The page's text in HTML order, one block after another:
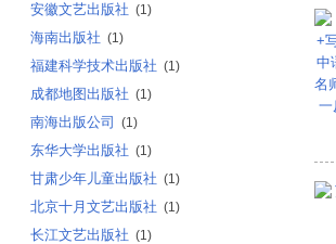
安徽文艺出版社 (1)
海南出版社 (1)
福建科学技术出版社 (1)
成都地图出版社 (1)
南海出版公司 (1)
东华大学出版社 (1)
甘肃少年儿童出版社 (1)
北京十月文艺出版社 (1)
长江文艺出版社 (1)